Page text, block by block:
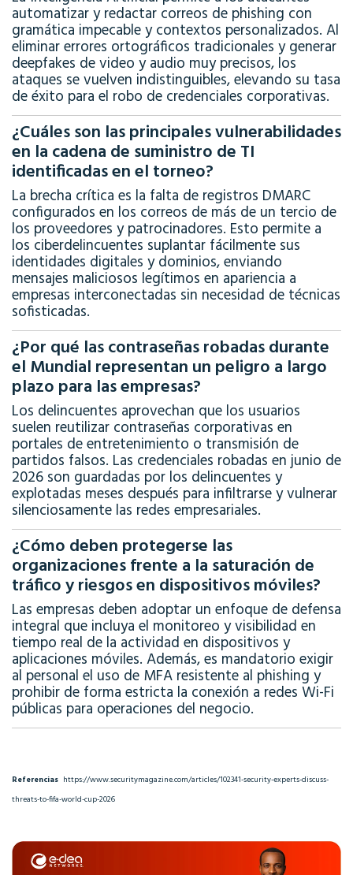
automatizar y redactar correos de phishing con
gramática impecable y contextos personalizados. Al
eliminar errores ortográficos tradicionales y generar
deepfakes de video y audio muy precisos, los
ataques se vuelven indistinguibles, elevando su tasa
de éxito para el robo de credenciales corporativas.
¿Cuáles son las principales vulnerabilidades
en la cadena de suministro de TI
identificadas en el torneo?
La brecha crítica es la falta de registros DMARC
configurados en los correos de más de un tercio de
los proveedores y patrocinadores. Esto permite a
los ciberdelincuentes suplantar fácilmente sus
identidades digitales y dominios, enviando
mensajes maliciosos legítimos en apariencia a
empresas interconectadas sin necesidad de técnicas
sofisticadas.
¿Por qué las contraseñas robadas durante
el Mundial representan un peligro a largo
plazo para las empresas?
Los delincuentes aprovechan que los usuarios
suelen reutilizar contraseñas corporativas en
portales de entretenimiento o transmisión de
partidos falsos. Las credenciales robadas en junio de
2026 son guardadas por los delincuentes y
explotadas meses después para infiltrarse y vulnerar
silenciosamente las redes empresariales.
¿Cómo deben protegerse las
organizaciones frente a la saturación de
tráfico y riesgos en dispositivos móviles?
Las empresas deben adoptar un enfoque de defensa
integral que incluya el monitoreo y visibilidad en
tiempo real de la actividad en dispositivos y
aplicaciones móviles. Además, es mandatorio exigir
al personal el uso de MFA resistente al phishing y
prohibir de forma estricta la conexión a redes Wi-Fi
públicas para operaciones del negocio.
Referencias https://www.securitymagazine.com/articles/102341-security-experts-discuss-
threats-to-fifa-world-cup-2026